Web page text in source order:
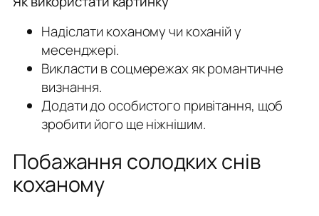
Надіслати коханому чи коханій у
месенджері.
Викласти в соцмережах як романтичне
визнання.
Додати до особистого привітання, щоб
зробити його ще ніжнішим.
Побажання солодких снів
коханому